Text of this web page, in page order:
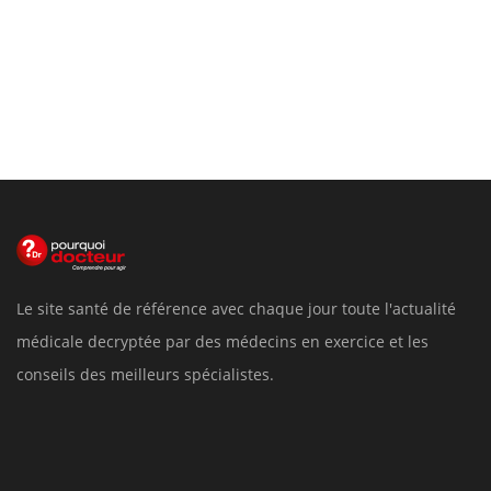
Le site santé de référence avec chaque jour toute l'actualité
médicale decryptée par des médecins en exercice et les
conseils des meilleurs spécialistes.